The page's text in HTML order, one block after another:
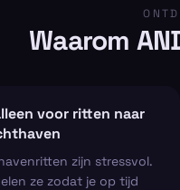
Waarom
voor ritten naar
zijn stressvol.
ze zodat je op tijd